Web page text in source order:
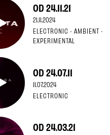
OD 24.11.21
21.11.2024
ELECTRONIC · AMBIENT ·
EXPERIMENTAL
OD 24.07.11
11.07.2024
ELECTRONIC
OD 24.03.21